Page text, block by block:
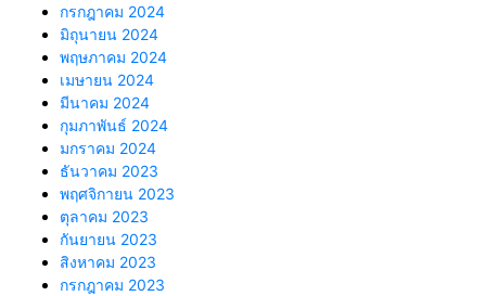
กรกฎาคม 2024
มิถุนายน 2024
พฤษภาคม 2024
เมษายน 2024
มีนาคม 2024
กุมภาพันธ์ 2024
มกราคม 2024
ธันวาคม 2023
พฤศจิกายน 2023
ตุลาคม 2023
กันยายน 2023
สิงหาคม 2023
กรกฎาคม 2023